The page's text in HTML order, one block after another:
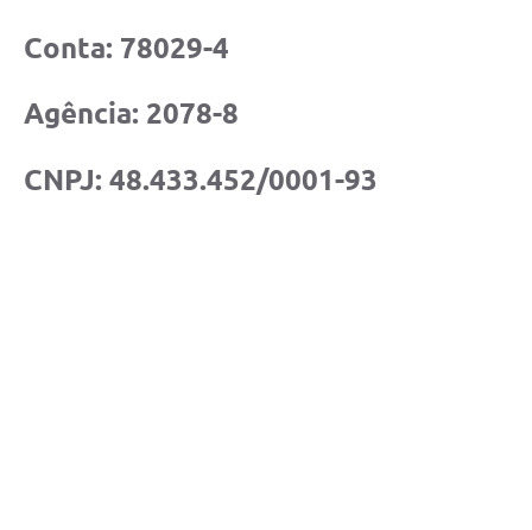
Conta: 78029-4
Agência: 2078-8
CNPJ: 48.433.452/0001-93